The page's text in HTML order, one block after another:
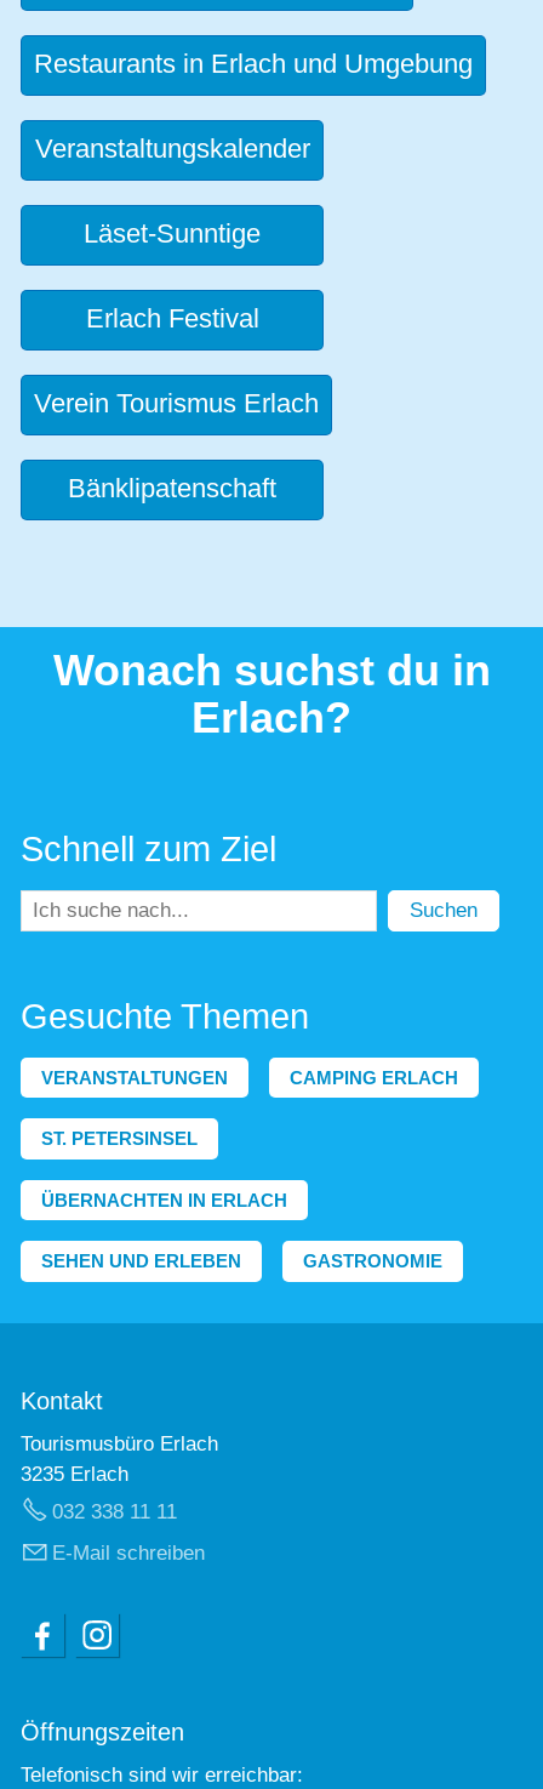
Restaurants in Erlach und Umgebung
Veranstaltungskalender
Läset-Sunntige
Erlach Festival
Verein Tourismus Erlach
Bänklipatenschaft
Wonach suchst du in
Erlach?
Schnell zum Ziel
Suchen
Gesuchte Themen
VERANSTALTUNGEN CAMPING ERLACH
ST. PETERSINSEL
ÜBERNACHTEN IN ERLACH
SEHEN UND ERLEBEN GASTRONOMIE
Kontakt
Tourismusbüro Erlach
3235 Erlach
032 338 11 11
E-Mail schreiben
Öffnungszeiten
Telefonisch sind wir erreichbar: